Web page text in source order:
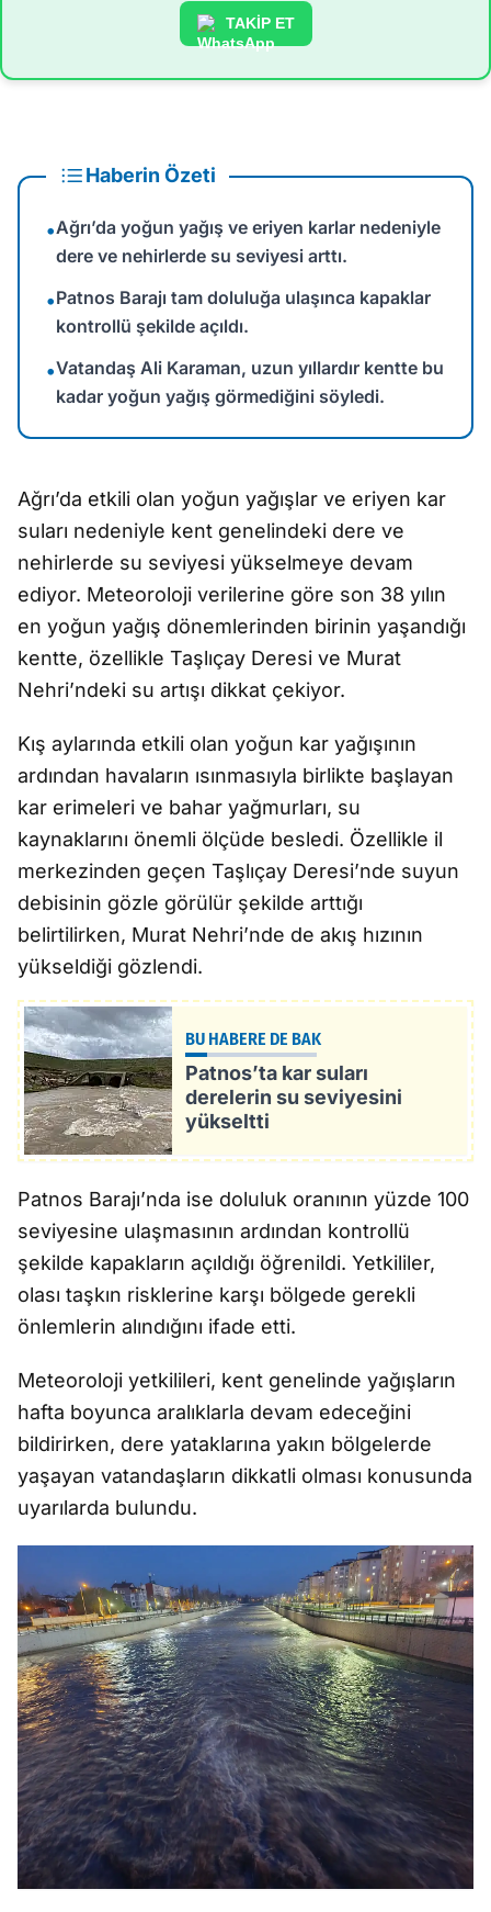
TAKİP ET
Haberin Özeti
•Ağrı’da yoğun yağış ve eriyen karlar nedeniyle
dere ve nehirlerde su seviyesi arttı.
•Patnos Barajı tam doluluğa ulaşınca kapaklar
kontrollü şekilde açıldı.
•Vatandaş Ali Karaman, uzun yıllardır kentte bu
kadar yoğun yağış görmediğini söyledi.
Ağrı’da etkili olan yoğun yağışlar ve eriyen kar
suları nedeniyle kent genelindeki dere ve
nehirlerde su seviyesi yükselmeye devam
ediyor. Meteoroloji verilerine göre son 38 yılın
en yoğun yağış dönemlerinden birinin yaşandığı
kentte, özellikle Taşlıçay Deresi ve Murat
Nehri’ndeki su artışı dikkat çekiyor.
Kış aylarında etkili olan yoğun kar yağışının
ardından havaların ısınmasıyla birlikte başlayan
kar erimeleri ve bahar yağmurları, su
kaynaklarını önemli ölçüde besledi. Özellikle il
merkezinden geçen Taşlıçay Deresi’nde suyun
debisinin gözle görülür şekilde arttığı
belirtilirken, Murat Nehri’nde de akış hızının
yükseldiği gözlendi.
BU HABERE DE BAK
Patnos’ta kar suları
derelerin su seviyesini
yükseltti
Patnos Barajı’nda ise doluluk oranının yüzde 100
seviyesine ulaşmasının ardından kontrollü
şekilde kapakların açıldığı öğrenildi. Yetkililer,
olası taşkın risklerine karşı bölgede gerekli
önlemlerin alındığını ifade etti.
Meteoroloji yetkilileri, kent genelinde yağışların
hafta boyunca aralıklarla devam edeceğini
bildirirken, dere yataklarına yakın bölgelerde
yaşayan vatandaşların dikkatli olması konusunda
uyarılarda bulundu.